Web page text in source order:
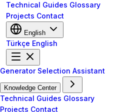
Technical Guides Glossary
Projects Contact
English
Türkçe English
Generator Selection Assistant
Knowledge Center
Technical Guides Glossary
Projects Contact